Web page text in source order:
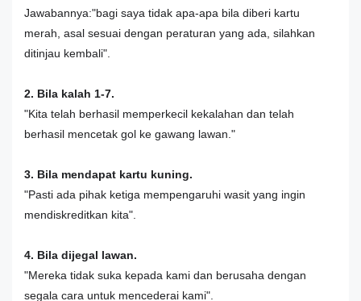
Jawabannya:"bagi saya tidak apa-apa bila diberi kartu
merah, asal sesuai dengan peraturan yang ada, silahkan
ditinjau kembali".
2. Bila kalah 1-7.
"Kita telah berhasil memperkecil kekalahan dan telah
berhasil mencetak gol ke gawang lawan."
3. Bila mendapat kartu kuning.
"Pasti ada pihak ketiga mempengaruhi wasit yang ingin
mendiskreditkan kita".
4. Bila dijegal lawan.
"Mereka tidak suka kepada kami dan berusaha dengan
segala cara untuk mencederai kami".